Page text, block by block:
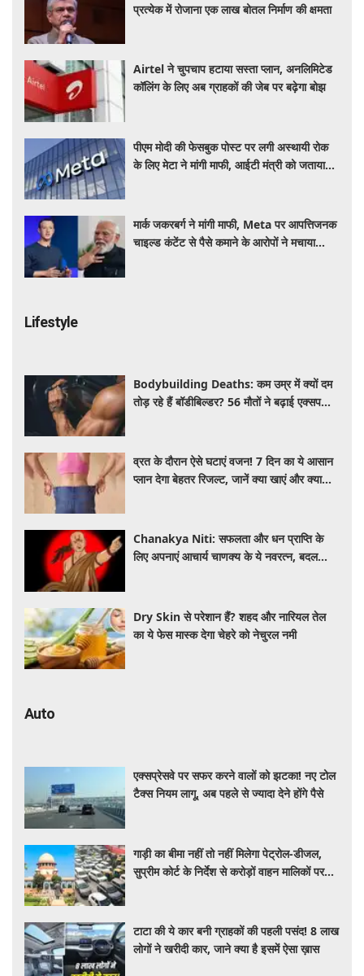
प्रत्येक में रोजाना एक लाख बोतल निर्माण की क्षमता
Airtel ने चुपचाप हटाया सस्ता प्लान, अनलिमिटेड
कॉलिंग के लिए अब ग्राहकों की जेब पर बढ़ेगा बोझ
पीएम मोदी की फेसबुक पोस्ट पर लगी अस्थायी रोक
के लिए मेटा ने मांगी माफी, आईटी मंत्री को जताया
मार्क जकरबर्ग ने मांगी माफी, Meta पर आपत्तिजनक
चाइल्ड कंटेंट से पैसे कमाने के आरोपों ने मचाया
Lifestyle
Bodybuilding Deaths: कम उम्र में क्यों दम
तोड़ रहे हैं बॉडीबिल्डर? 56 मौतों ने बढ़ाई एक्सपर्ट्स
व्रत के दौरान ऐसे घटाएं वजन! 7 दिन का ये आसान
प्लान देगा बेहतर रिजल्ट, जानें क्या खाएं और क्या
Chanakya Niti: सफलता और धन प्राप्ति के
लिए अपनाएं आचार्य चाणक्य के ये नवरत्न, बदल
Dry Skin से परेशान हैं? शहद और नारियल तेल
का ये फेस मास्क देगा चेहरे को नेचुरल नमी
Auto
एक्सप्रेसवे पर सफर करने वालों को झटका! नए टोल
टैक्स नियम लागू, अब पहले से ज्यादा देने होंगे पैसे
गाड़ी का बीमा नहीं तो नहीं मिलेगा पेट्रोल-डीजल,
सुप्रीम कोर्ट के निर्देश से करोड़ों वाहन मालिकों पर
टाटा की ये कार बनी ग्राहकों की पहली पसंद! 8 लाख
लोगों ने खरीदी कार, जाने क्या है इसमें ऐसा ख़ास